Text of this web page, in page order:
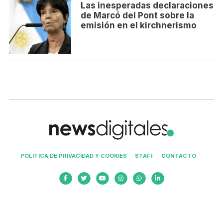
Las inesperadas declaraciones
de Marcó del Pont sobre la
emisión en el kirchnerismo
POLITICA DE PRIVACIDAD Y COOKIES STAFF CONTACTO